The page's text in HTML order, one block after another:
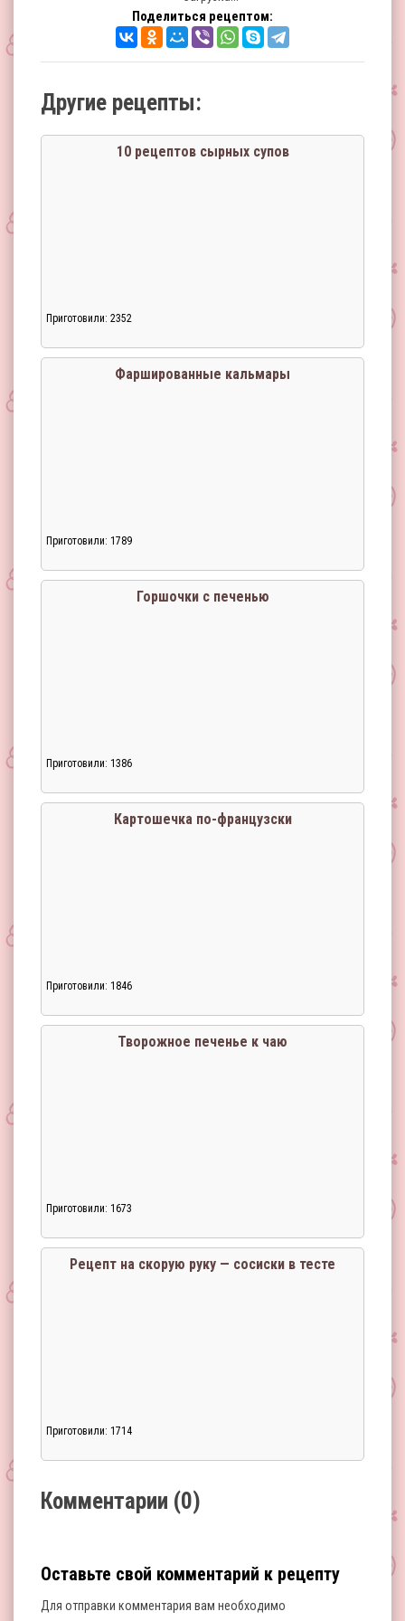
Поделиться рецептом:
Другие рецепты:
10 рецептов сырных супов
Приготовили: 2352
Фаршированные кальмары
Приготовили: 1789
Горшочки с печенью
Приготовили: 1386
Картошечка по-французски
Приготовили: 1846
Творожное печенье к чаю
Приготовили: 1673
Рецепт на скорую руку — сосиски в тесте
Приготовили: 1714
Комментарии (0)
Оставьте свой комментарий к рецепту
Для отправки комментария вам необходимо